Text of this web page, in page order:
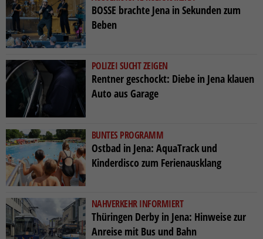
BOSSE brachte Jena in Sekunden zum
Beben
POLIZEI SUCHT ZEIGEN
Rentner geschockt: Diebe in Jena klauen
Auto aus Garage
BUNTES PROGRAMM
Ostbad in Jena: AquaTrack und
Kinderdisco zum Ferienausklang
NAHVERKEHR INFORMIERT
Thüringen Derby in Jena: Hinweise zur
Anreise mit Bus und Bahn